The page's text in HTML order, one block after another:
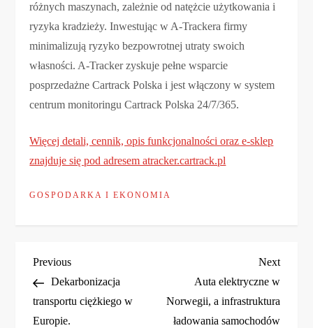
różnych maszynach, zależnie od natężcie użytkowania i
ryzyka kradzieży. Inwestując w A-Trackera firmy
minimalizują ryzyko bezpowrotnej utraty swoich
własności. A-Tracker zyskuje pełne wsparcie
posprzedażne Cartrack Polska i jest włączony w system
centrum monitoringu Cartrack Polska 24/7/365.
Więcej detali, cennik, opis funkcjonalności oraz e-sklep
znajduje się pod adresem atracker.cartrack.pl
GOSPODARKA I EKONOMIA
N
a
Previous
Post
Previous
Dekarbonizacja
transportu ciężkiego w
Europie.
Next
Post
Next
Auta elektryczne w
Norwegii, a infrastruktura
ładowania samochodów